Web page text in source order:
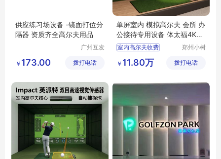
供应练习场设备 -镜面打位分
隔器 资质齐全高尔夫用品
广州互发
品有限公
￥ 173.00 拨打电话
单屏室内 模拟高尔夫 会所 办
公接待专用设备 体太福4K高
速摄像
室内高尔夫收费
室内高尔夫模拟器价格
高尔夫练习器室内
郑州小树
有限公司
￥ 11.80万 拨打电话